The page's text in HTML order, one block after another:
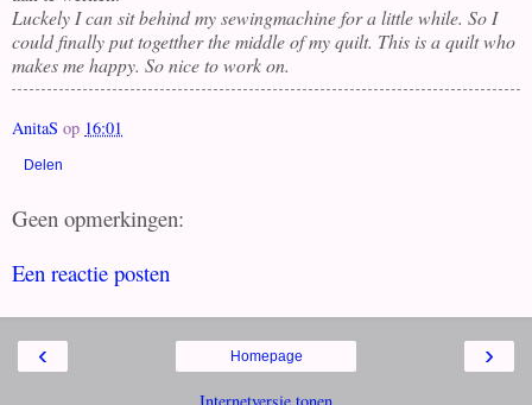
Luckely I can sit behind my sewingmachine for a little while. So I
could finally put togetther the middle of my quilt. This is a quilt who
makes me happy. So nice to work on.
AnitaS op 16:01
Delen
Geen opmerkingen:
Een reactie posten
‹ ›
Homepage
Internetversie tonen